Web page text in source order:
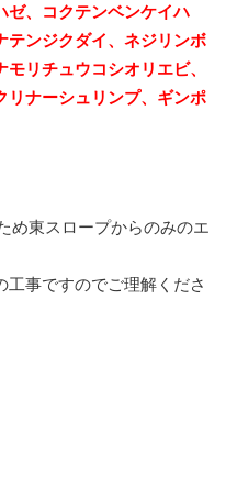
ゼ、コクテンベンケイハ
テンジクダイ、ネジリンボ
リチュウコシオリエビ、
リナーシュリンプ、ギンポ
東スロープからのみのエ
事ですのでご理解くださ